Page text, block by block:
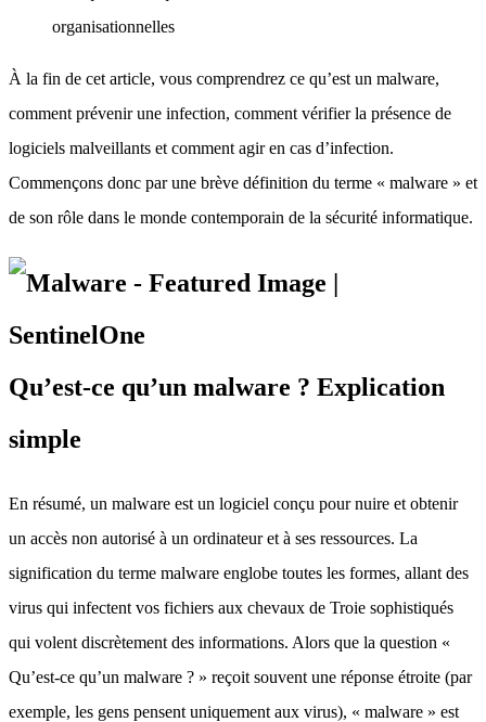
organisationnelles
À la fin de cet article, vous comprendrez ce qu’est un malware,
comment prévenir une infection, comment vérifier la présence de
logiciels malveillants et comment agir en cas d’infection.
Commençons donc par une brève définition du terme « malware » et
de son rôle dans le monde contemporain de la sécurité informatique.
Qu’est-ce qu’un malware ? Explication
simple
En résumé, un malware est un logiciel conçu pour nuire et obtenir
un accès non autorisé à un ordinateur et à ses ressources. La
signification du terme malware englobe toutes les formes, allant des
virus qui infectent vos fichiers aux chevaux de Troie sophistiqués
qui volent discrètement des informations. Alors que la question «
Qu’est-ce qu’un malware ? » reçoit souvent une réponse étroite (par
exemple, les gens pensent uniquement aux virus), « malware » est